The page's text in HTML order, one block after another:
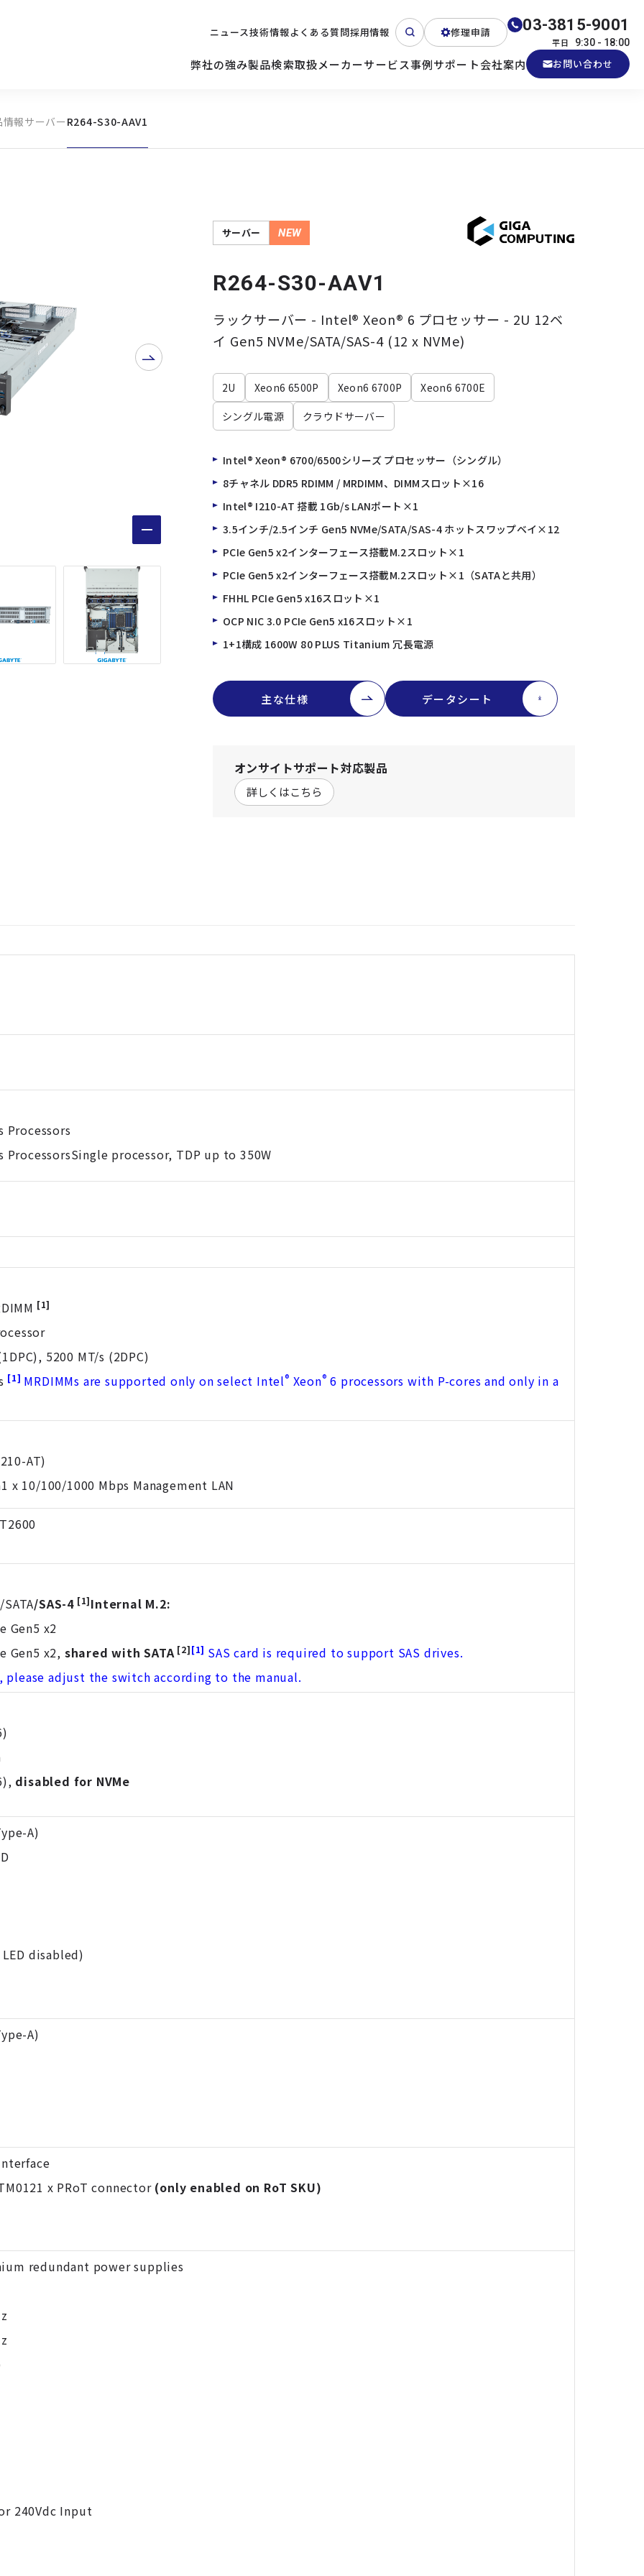
ニュース技術情報よくある質問採用情報 修理申請 03-3815-9001
平日 9:30 - 18:00
弊社の強み製品検索
サーバー 産業用PC
電源 (Zippy)
取扱メーカーサービス
キッティング
事例サポート
ご購入を検討されている方へ
会社案内 お問い合わせ
報サーバー R264-S30-AAV1
サーバー NEW
R264-S30-AAV1
ラックサーバー - Intel® Xeon® 6 プロセッサー - 2U 12ベ
イ Gen5 NVMe/SATA/SAS-4 (12 x NVMe)
2U Xeon6 6500P Xeon6 6700P
Xeon6 6700E
シングル電源
クラウドサーバー
Intel® Xeon® 6700/6500シリーズ プロセッサー（シングル）
8チャネル DDR5 RDIMM / MRDIMM、DIMMスロット×16
Intel® I210-AT 搭載 1Gb/s LANポート×1
3.5インチ/2.5インチ Gen5 NVMe/SATA/SAS-4 ホットスワップベイ×12
PCIe Gen5 x2インターフェース搭載M.2スロット×1
PCIe Gen5 x2インターフェース搭載M.2スロット×1（SATAと共用）
FHHL PCIe Gen5 x16スロット×1
OCP NIC 3.0 PCIe Gen5 x16スロット×1
1+1構成 1600W 80 PLUS Titanium 冗長電源
主な仕様 データシート
オンサイトサポート対応製品
詳しくはこちら
Processors
ProcessorsSingle processor, TDP up to 350W
[1]
5200 MT/s (2DPC)
[1] MRDIMMs are supported only on select Intel® Xeon® 6 processors with P-cores and only in a
AT)
x 10/100/1000 Mbps Management LAN
/SAS-4 [1]Internal M.2:
Gen5 x2
Gen5 x2, shared with SATA [2][1] SAS card is required to support SAS drives.
please adjust the switch according to the manual.
disabled for NVMe
A)
disabled)
A)
1 x PRoT connector (only enabled on RoT SKU)
redundant power supplies
240Vdc Input